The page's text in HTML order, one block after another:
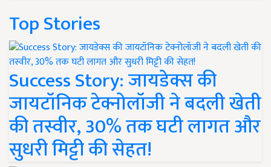
Top Stories
Success Story: जायडेक्स की
जायटॉनिक टेक्नोलॉजी ने बदली खेती
की तस्वीर, 30% तक घटी लागत और
सुधरी मिट्टी की सेहत!